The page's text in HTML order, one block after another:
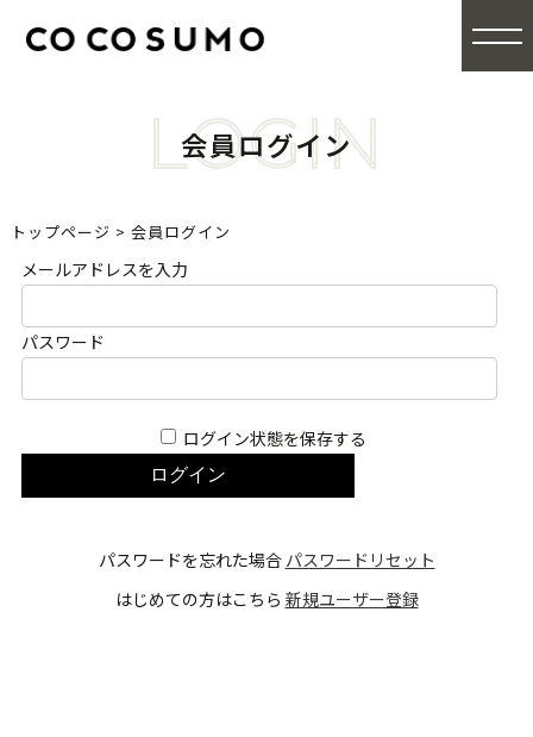
LOGIN
会員ログイン
トップページ > 会員ログイン
メールアドレスを入力
パスワード
ログイン状態を保存する
パスワードを忘れた場合 パスワードリセット
はじめての方はこちら 新規ユーザー登録